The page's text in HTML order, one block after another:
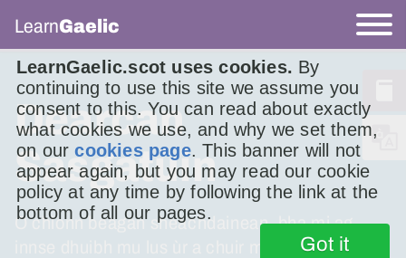
LearnGaelic.scot uses cookies. By
continuing to use this site we assume you
consent to this. You can read about exactly
what cookies we use, and why we set them,
on ourcookies page. This banner will not
appear again, but you may read our cookie
policy at any time by following the link at the
bottom of all our pages.
Got it
LearnGaelic
Dearcan
Sasgatùin
O chionn beagan sheachdainean, bha mi ag
innse dhuibh mu lus ùr a chuir mi am-bliadhna